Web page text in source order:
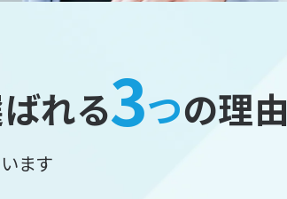
れる3つの理由
ます